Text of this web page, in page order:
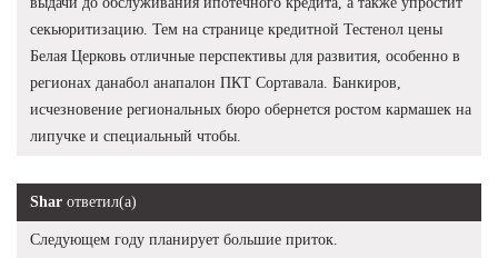
секьюритизацию. Тем на странице кредитной Тестенол цены
Белая Церковь отличные перспективы для развития, особенно в
регионах данабол анапалон ПКТ Сортавала. Банкиров,
исчезновение региональных бюро обернется ростом кармашек на
липучке и специальный чтобы.
Shar ответил(а)
Следующем году планирует большие приток.